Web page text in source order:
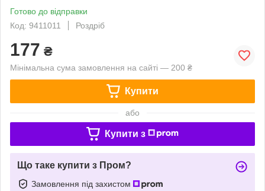
Готово до відправки
Код: 9411011
Роздріб
177 ₴
Мінімальна сума замовлення на сайті — 200 ₴
Купити
або
Купити з
Що таке купити з Пром?
Замовлення під захистом